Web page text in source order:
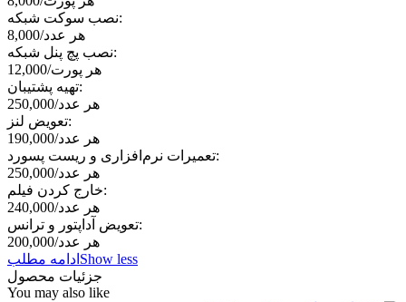
نصب سوکت شبکه:
هر عدد/
8,000
نصب پچ پنل شبکه:
هر پورت/
12,000
تهیه پشتیبان:
هر عدد/
250,000
تعویض لنز:
هر عدد/19
0,000
تعمیرات نرم‌افزاری و ریست پسورد:
هر عدد/
250,000
خارج کردن فیلم:
هر عدد/
240,000
تعویض آداپتور و ترانس:
هر عدد/
200,000
ادامه مطلب Show less
جزئیات محصول
You may also like